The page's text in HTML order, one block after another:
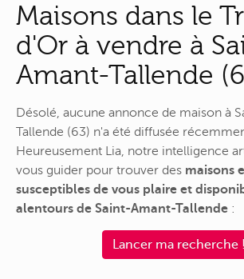
Maisons dans le
d'Or à vendre à
Amant-Tallende
Désolé, aucune annonce de maison à
Tallende (63) n'a été diffusée
Heureusement Lia, notre intelligence
vous guider pour trouver des maisons
susceptibles de vous plaire et
alentours de Saint-Amant-Tallende :
Lancer ma recherche !